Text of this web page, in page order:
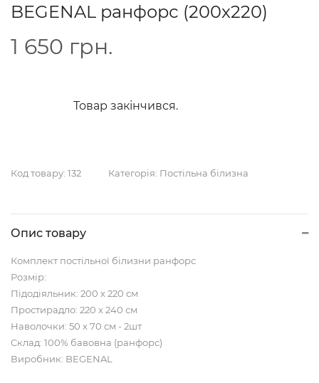
BEGENAL ранфорс (200x220)
1 650 грн.
Товар закінчився.
Код товару: 132 Категорія: Постільна білизна
Опис товару
Комплект постільної білизни ранфорс
Розмір:
Підодіяльник: 200 х 220 см
Простирадло: 220 х 240 см
Наволочки: 50 х 70 см - 2шт
Склад: 100% бавовна (ранфорс)
Виробник: BEGENAL